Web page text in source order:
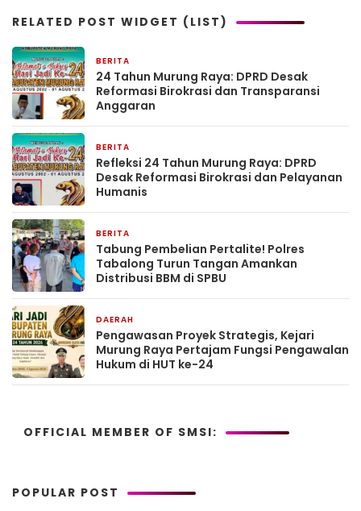
RELATED POST WIDGET (LIST)
BERITA
24 Tahun Murung Raya: DPRD Desak
Reformasi Birokrasi dan Transparansi
Anggaran
BERITA
Refleksi 24 Tahun Murung Raya: DPRD
Desak Reformasi Birokrasi dan Pelayanan
Humanis
BERITA
Tabung Pembelian Pertalite! Polres
Tabalong Turun Tangan Amankan
Distribusi BBM di SPBU
DAERAH
Pengawasan Proyek Strategis, Kejari
Murung Raya Pertajam Fungsi Pengawalan
Hukum di HUT ke-24
OFFICIAL MEMBER OF SMSI:
POPULAR POST